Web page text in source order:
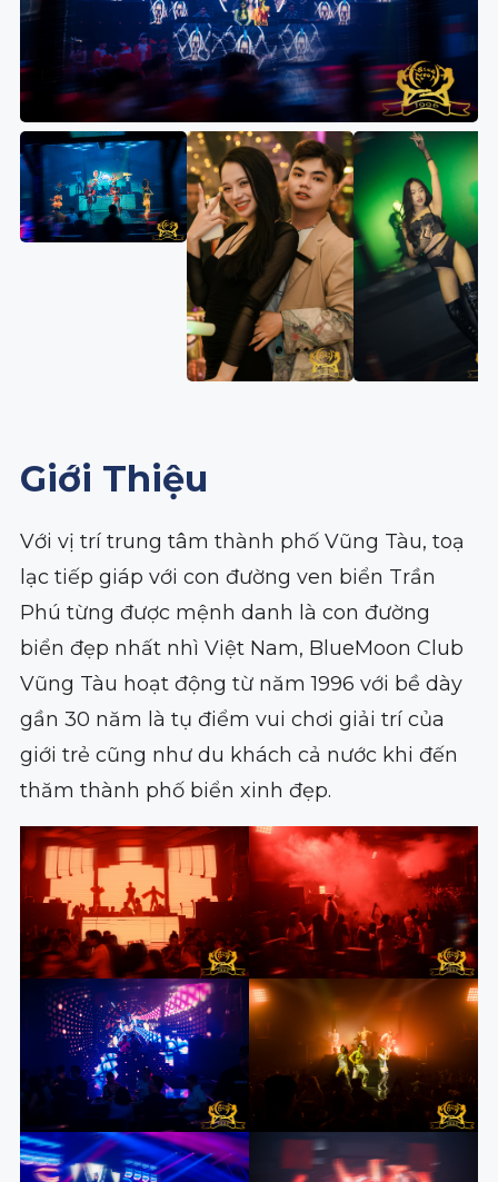
Giới Thiệu
Với vị trí trung tâm thành phố Vũng Tàu, toạ
lạc tiếp giáp với con đường ven biển Trần
Phú từng được mệnh danh là con đường
biển đẹp nhất nhì Việt Nam, BlueMoon Club
Vũng Tàu hoạt động từ năm 1996 với bề dày
gần 30 năm là tụ điểm vui chơi giải trí của
giới trẻ cũng như du khách cả nước khi đến
thăm thành phố biển xinh đẹp.